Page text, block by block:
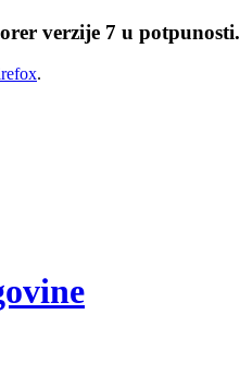
verzije 7 u potpunosti.
.